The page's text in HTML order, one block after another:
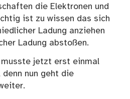
die Elektronen und
ist zu wissen das sich
Ladung anziehen
Ladung abstoßen.
musste jetzt erst einmal
nun geht die